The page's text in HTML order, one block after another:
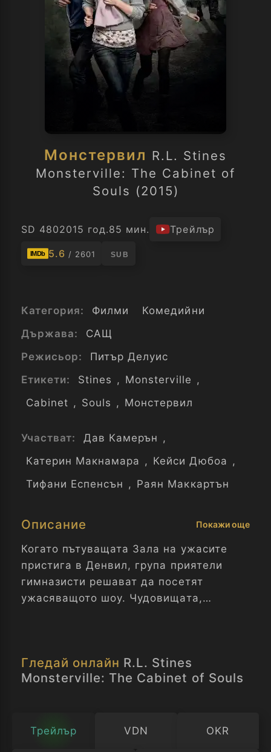
Монстервил R.L. Stines
Monsterville: The Cabinet of
Souls (2015)
SD 4802015 год.85 мин. Трейлър
IMDb 5.6 / 2601 SUB
Категория: Филми
Комедийни
Държава:
САЩ
Режисьор:
Питър Делуис
Етикети:
Stines , Monsterville ,
Cabinet , Souls , Монстервил
Участват: Дав Камерън ,
Катерин Макнамара , Кейси Дюбоа ,
Тифани Еспенсън , Раян Маккартън
Описание Покажи още
Когато пътуващата Зала на ужасите
пристига в Денвил, група приятели
гимназисти решават да посетят
ужасяващото шоу. Чудовищата,
очаровалтелна помощница Лилит,
наистина знаят как да плашат хората.
сцената, в която се крият душите на
Гледай онлайн R.L. Stines
Monsterville: The Cabinet of Souls
Трейлър VDN OKR